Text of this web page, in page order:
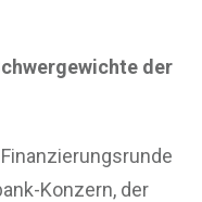
der
Konzern, der